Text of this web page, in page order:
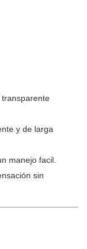
y de larga
manejo facil.
sin